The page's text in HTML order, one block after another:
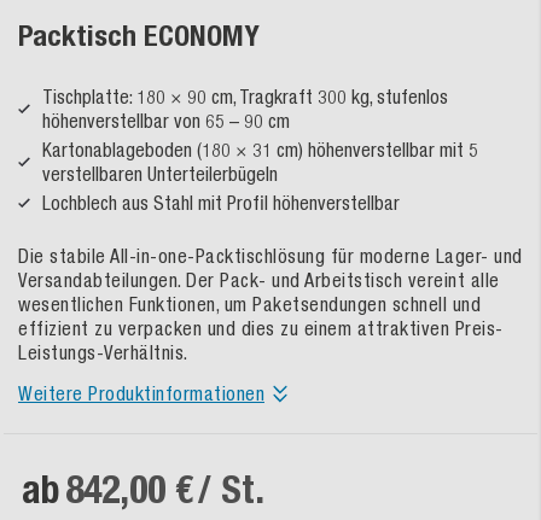
Packtisch ECONOMY
Tischplatte: 180 × 90 cm, Tragkraft 300 kg, stufenlos
höhenverstellbar von 65 – 90 cm
Kartonablageboden (180 × 31 cm) höhenverstellbar mit 5
verstellbaren Unterteilerbügeln
Lochblech aus Stahl mit Profil höhenverstellbar
Die stabile All-in-one-Packtischlösung für moderne Lager- und
Versandabteilungen. Der Pack- und Arbeitstisch vereint alle
wesentlichen Funktionen, um Paketsendungen schnell und
effizient zu verpacken und dies zu einem attraktiven Preis-
Leistungs-Verhältnis.
Weitere Produktinformationen
ab842,00 €/ St.